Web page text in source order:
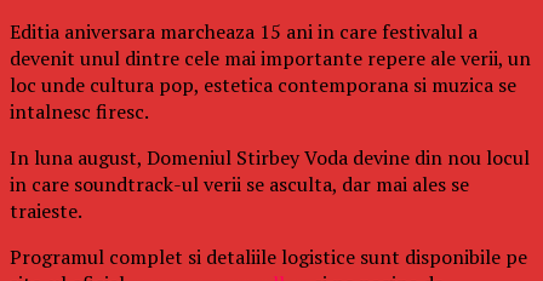
Editia aniversara marcheaza 15 ani in care festivalul a
devenit unul dintre cele mai importante repere ale verii, un
loc unde cultura pop, estetica contemporana si muzica se
intalnesc firesc.
In luna august, Domeniul Stirbey Voda devine din nou locul
in care soundtrack-ul verii se asculta, dar mai ales se
traieste.
Programul complet si detaliile logistice sunt disponibile pe